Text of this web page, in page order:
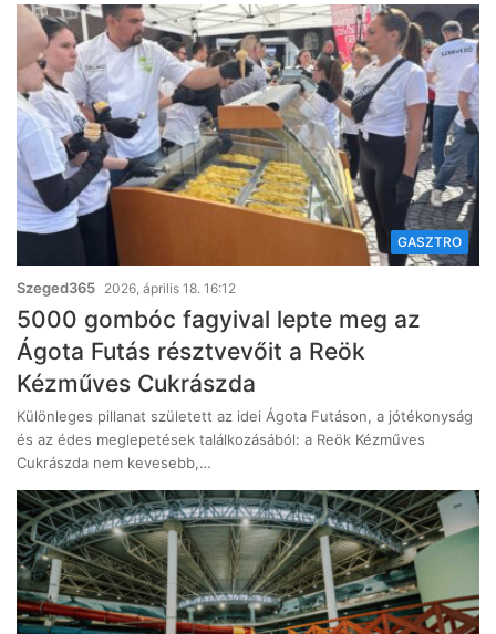
GASZTRO
Szeged365 2026, április 18. 16:12
5000 gombóc fagyival lepte meg az
Ágota Futás résztvevőit a Reök
Kézműves Cukrászda
Különleges pillanat született az idei Ágota Futáson, a jótékonyság
és az édes meglepetések találkozásából: a Reök Kézműves
Cukrászda nem kevesebb,…